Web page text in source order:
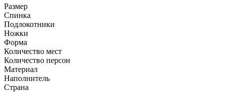
Размер
Спинка
Подлокотники
Ножки
Форма
Количество мест
Количество персон
Материал
Наполнитель
Страна